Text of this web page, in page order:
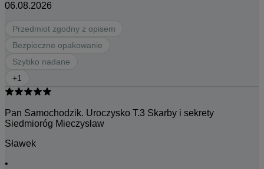
06.08.2026
Przedmiot zgodny z opisem
Bezpieczne opakowanie
Szybko nadane
+1
Pan Samochodzik. Uroczysko T.3 Skarby i sekrety
Siedmioróg Mieczysław
Sławek
•